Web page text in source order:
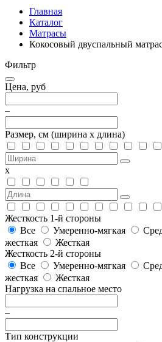
Главная
Каталог
Матрасы
Кокосовый двуспальный
Фильтр
Цена, руб
–
Размер, см (ширина х длина)
х
Жесткость 1-й стороны
Все
Умеренно-мягкая
жесткая
Жесткая
Жесткость 2-й стороны
Все
Умеренно-мягкая
жесткая
Жесткая
Нагрузка на спальное место
–
Тип конструкции